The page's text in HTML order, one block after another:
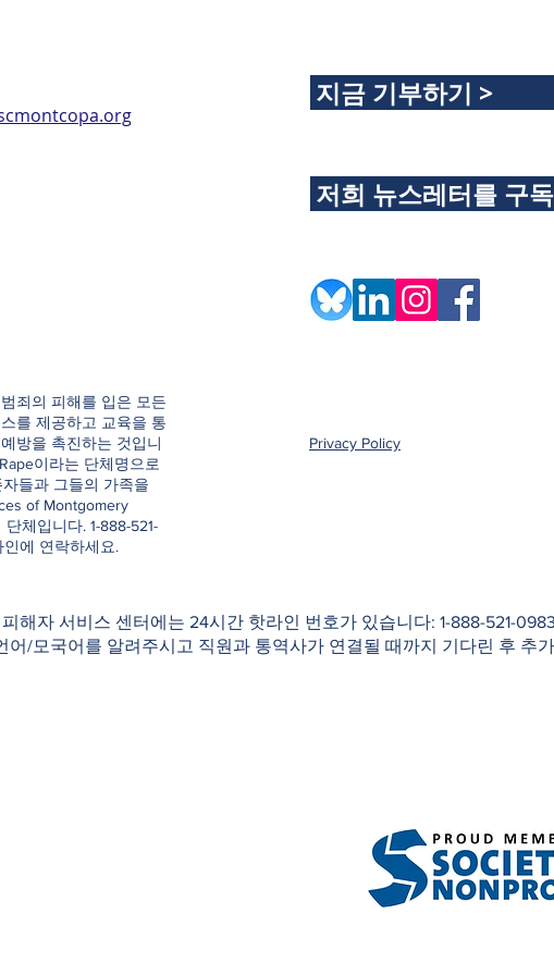
지금 기부하기 >
저희 뉴스레터를 구
죄의 피해를 입은 모든
를 제공하고 교육을 통
방을 촉진하는 것입니
이라는 단체명으로
들과 그들의 가족을
of Montgomery
단체입니다. 1-888-521-
에 연락하세요.
Privacy Policy
해자 서비스 센터에는 24시간 핫라인 번호가 있습니다: 1-888-521-
어/모국어를 알려주시고 직원과 통역사가 연결될 때까지 기다린 후 추